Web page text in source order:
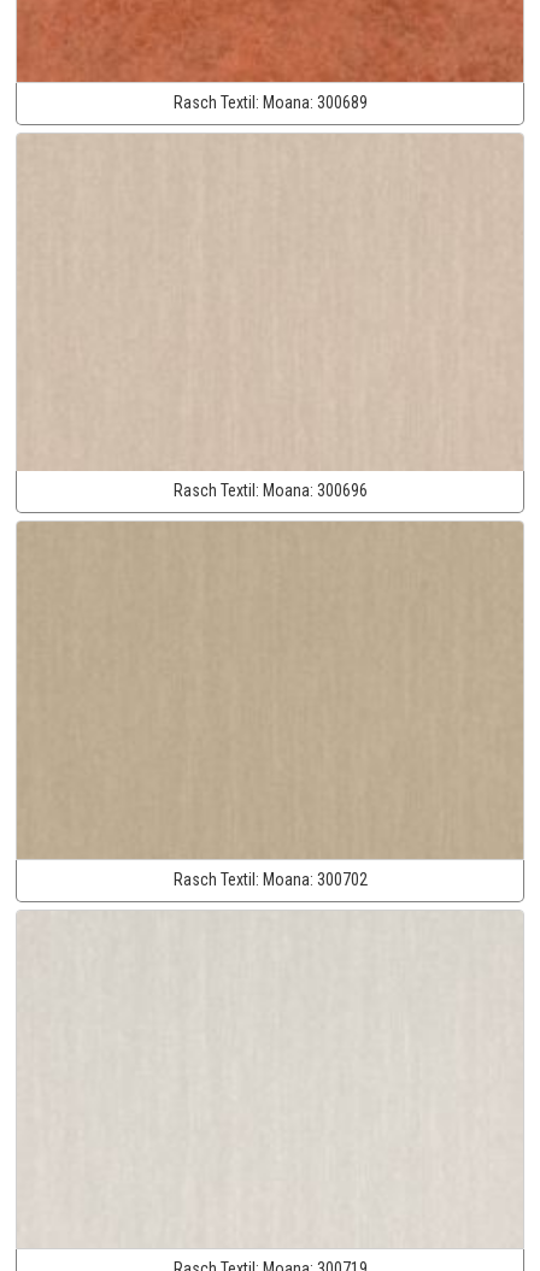
Rasch Textil: Moana: 300689
Rasch Textil: Moana: 300696
Rasch Textil: Moana: 300702